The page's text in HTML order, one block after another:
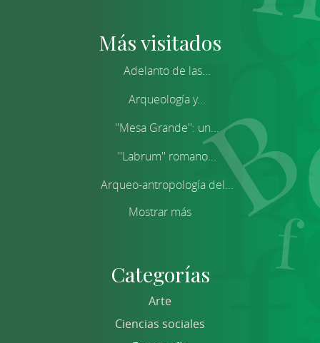
Más visitados
Adelanto de las...
Arqueología y...
''Mesa Grande'': un...
''Labrum'' romano...
Arqueo-antropología del...
Mostrar más
Categorías
Arte
Ciencias sociales